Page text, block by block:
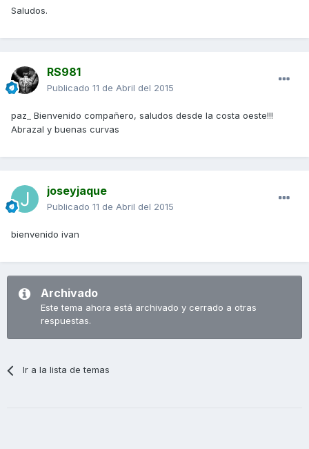
Saludos.
RS981
Publicado 11 de Abril del 2015
paz_ Bienvenido compañero, saludos desde la costa oeste!!!
Abrazal y buenas curvas
joseyjaque
Publicado 11 de Abril del 2015
bienvenido ivan
Archivado
Este tema ahora está archivado y cerrado a otras
respuestas.
Ir a la lista de temas